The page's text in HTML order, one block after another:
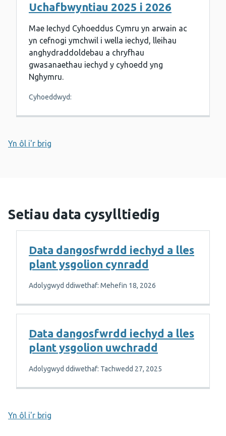
Uchafbwyntiau 2025 i 2026
Mae Iechyd Cyhoeddus Cymru yn arwain ac
yn cefnogi ymchwil i wella iechyd, lleihau
anghydraddoldebau a chryfhau
gwasanaethau iechyd y cyhoedd yng
Nghymru.
Cyhoeddwyd:
Yn ôl i'r brig
Setiau data cysylltiedig
Data dangosfwrdd iechyd a lles
plant ysgolion cynradd
Adolygwyd ddiwethaf: Mehefin 18, 2026
Data dangosfwrdd iechyd a lles
plant ysgolion uwchradd
Adolygwyd ddiwethaf: Tachwedd 27, 2025
Yn ôl i'r brig